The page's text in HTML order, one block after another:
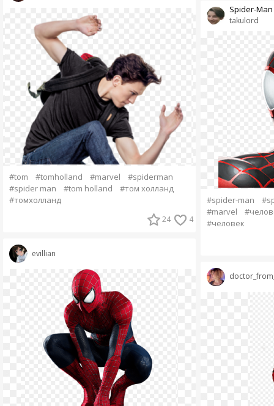
#tom #tomholland #marvel
#spiderman
#spider man
#tom holland
#том холланд
#томхолланд
24 4
evillian
takulord
Spider-
#spider-man
#marvel
#человек